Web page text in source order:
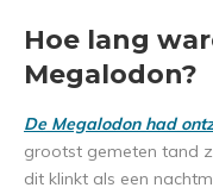
Hoe lang
Megalodon?
De Megalodon had
grootst gemeten tand
dit klinkt als een